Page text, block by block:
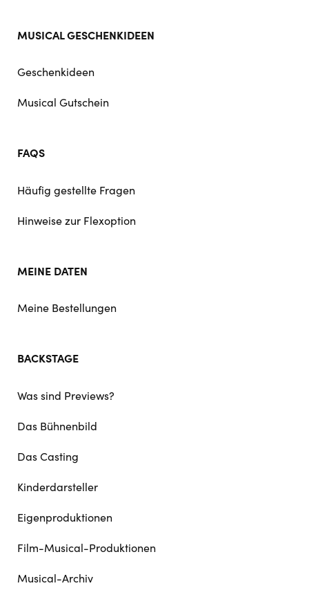
MUSICAL GESCHENKIDEEN
Geschenkideen
Musical Gutschein
FAQS
Häufig gestellte Fragen
Hinweise zur Flexoption
MEINE DATEN
Meine Bestellungen
BACKSTAGE
Was sind Previews?
Das Bühnenbild
Das Casting
Kinderdarsteller
Eigenproduktionen
Film-Musical-Produktionen
Musical-Archiv